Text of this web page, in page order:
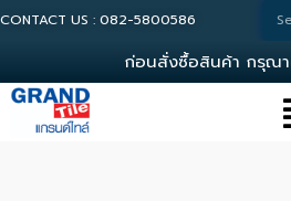
CONTACT US : 082-5800586
อนสงซอสนคา ก รณาต